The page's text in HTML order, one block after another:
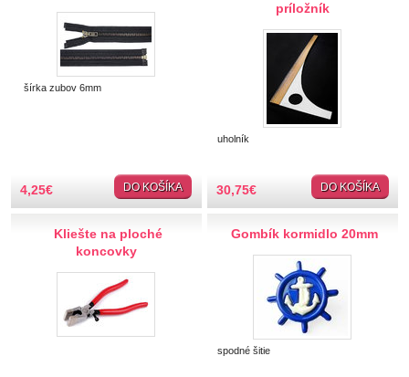
Ihly a špendlíky
Krajčírske potreby
Lemovky
Nášivky a Nažehlovačky
Perie, pierka, perá
šírka zubov 6mm
4,25€ DO KOŠÍKA
príložník
uholník
30,75€ DO KOŠÍKA
Kliešte na ploché
koncovky
Gombík kormidlo 20mm
spodné šitie